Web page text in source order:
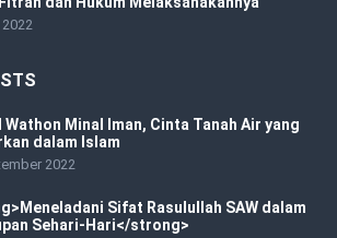
Wathon Minal Iman, Cinta Tanah Air yang
dalam Islam
2022
Sifat Rasulullah SAW dalam
Sehari-Hari</strong>